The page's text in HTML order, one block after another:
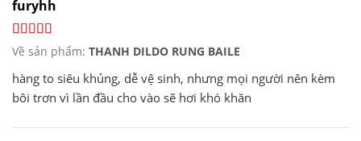
furyhh
Về sản phẩm: THANH DILDO RUNG BAILE
hàng to siêu khủng, dễ vệ sinh, nhưng mọi người nên kèm
bôi trơn vì lần đầu cho vào sẽ hơi khó khăn